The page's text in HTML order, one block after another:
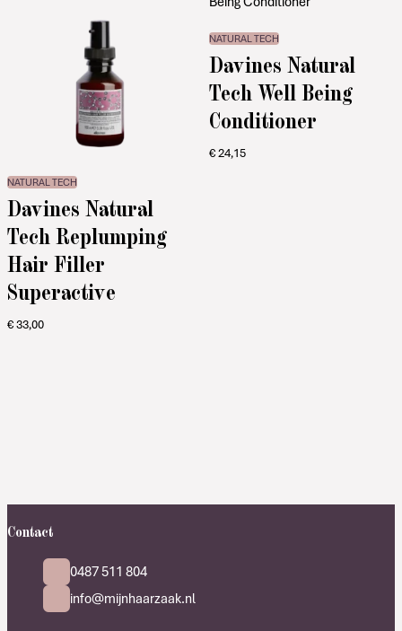
NATURAL TECH
Davines Natural
Tech Replumping
Hair Filler
Superactive
€33,00
NATURAL TECH
Davines Natural
Tech Well Being
Conditioner
€24,15
Contact
0487 511 804
info@mijnhaarzaak.nl